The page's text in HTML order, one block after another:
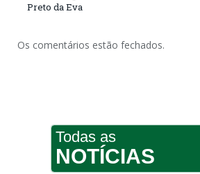
Preto da Eva
Os comentários estão fechados.
Todas as
NOTÍCIAS